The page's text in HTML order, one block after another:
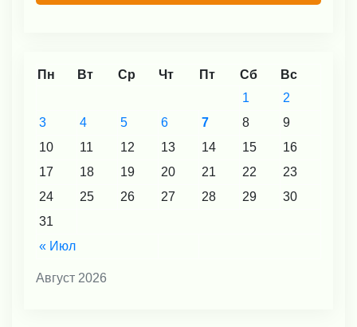
Август 2026
Пн Вт Ср Чт Пт Сб Вс
« Июл
1
2
3
4 5 6 7 8
9
10
11 12 13 14 15
16
17
18 19 20 21 22
23
24
25 26 27 28 29
30
31